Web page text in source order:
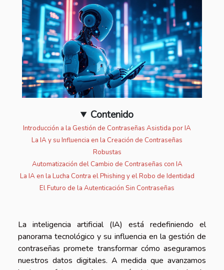
Contenido
Introducción a la Gestión de Contraseñas Asistida por IA
La IA y su Influencia en la Creación de Contraseñas
Robustas
Automatización del Cambio de Contraseñas con IA
La IA en la Lucha Contra el Phishing y el Robo de Identidad
El Futuro de la Autenticación Sin Contraseñas
La inteligencia artificial (IA) está redefiniendo el
panorama tecnológico y su influencia en la gestión de
contraseñas promete transformar cómo aseguramos
nuestros datos digitales. A medida que avanzamos